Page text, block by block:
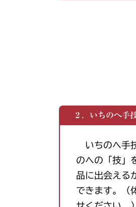
２．いちのへ手
いちのへ手
のへの「技」
品に出会える
できます。（